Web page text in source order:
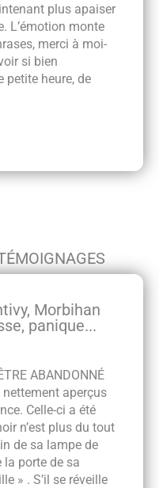
plus apaiser
L’émotion monte
merci à moi-
si bien
petite heure, de
Morbihan
panique...
ABANDONNÉ
aperçus
Celle-ci a été
n’est plus du tout
de sa lampe de
la porte de sa
» . S’il se réveille